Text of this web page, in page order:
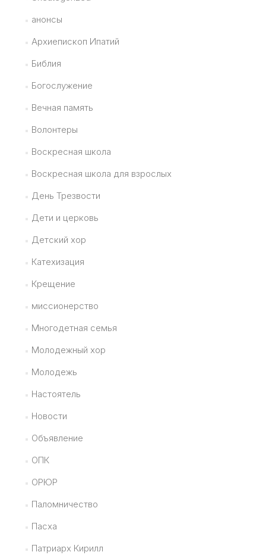
анонсы
Архиепископ Ипатий
Библия
Богослужение
Вечная память
Волонтеры
Воскресная школа
Воскресная школа для взрослых
День Трезвости
Дети и церковь
Детский хор
Катехизация
Крещение
миссионерство
Многодетная семья
Молодежный хор
Молодежь
Настоятель
Новости
Объявление
ОПК
ОРЮР
Паломничество
Пасха
Патриарх Кирилл